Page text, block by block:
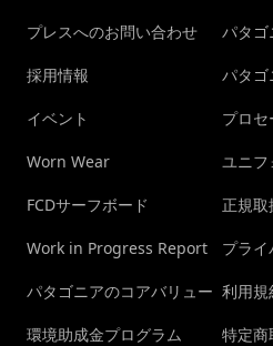
プレスへのお問い合わせ
採用情報
イベント
Worn Wear
FCDサーフボード
Work in Progress Report
パタゴニアのコアバリュー
環境助成金プログラム
パタゴ
パタゴ
プロ
ユニフ
正規取
プラ
利用規
特定商